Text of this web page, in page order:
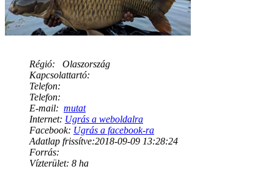
Régió:
Olaszország
Kapcsolattartó:
Telefon:
Telefon:
E-mail: mutat
Internet: Ugrás a weboldalra
Facebook: Ugrás a facebook-ra
Adatlap frissítve:2018-09-09 13:28:24
Forrás:
Vízterület: 8 ha